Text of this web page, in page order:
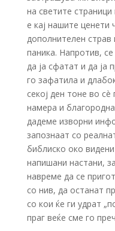
на светите
е кај нашите ценети
дополнителен страв
паника. Напротив,
да ја сфатат и да ја
го зафатила и
секој ден тоне во
намера и
дадеме изворни
запознаат со
библиско око
напишани настани,
навреме да се
со нив, да останат
со кои ќе ги удрат
праг веќе сме го